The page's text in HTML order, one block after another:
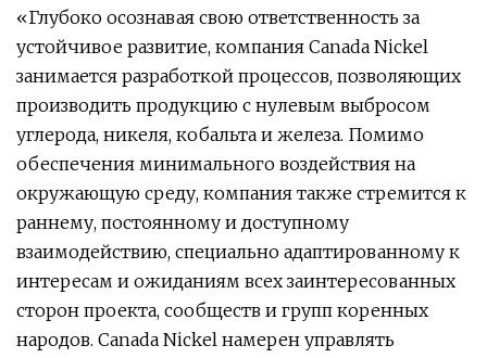
«Глубоко осознавая свою ответственность за
устойчивое развитие, компания Canada Nickel
занимается разработкой процессов, позволяющих
производить продукцию с нулевым выбросом
углерода, никеля, кобальта и железа. Помимо
обеспечения минимального воздействия на
окружающую среду, компания также стремится к
раннему, постоянному и доступному
взаимодействию, специально адаптированному к
интересам и ожиданиям всех заинтересованных
сторон проекта, сообществ и групп коренных
народов. Canada Nickel намерен управлять